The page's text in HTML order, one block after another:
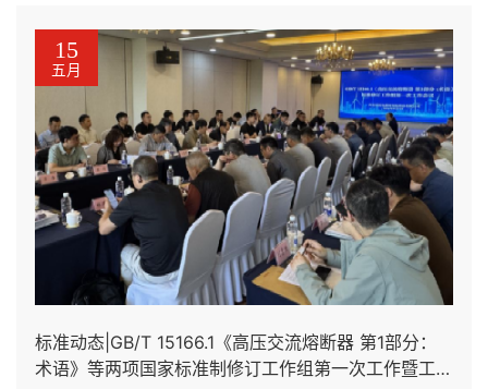
15
五月
标准动态|GB/T 15166.1《高压交流熔断器 第1部分：
术语》等两项国家标准制修订工作组第一次工作暨工作